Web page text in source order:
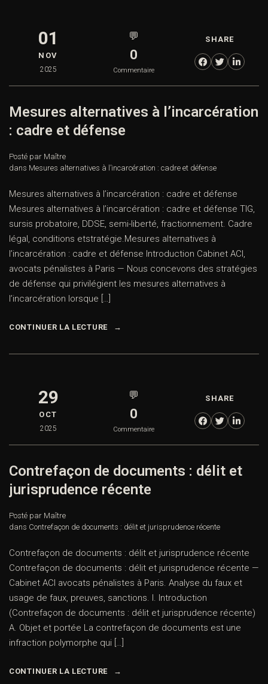
01
NOV
2025
💬
0
Commentaire
SHARE
Mesures alternatives à l’incarcération
: cadre et défense
Posté par Maître
dans Mesures alternatives à l’incarcération : cadre et défense
Mesures alternatives à l’incarcération : cadre et défense
Mesures alternatives à l’incarcération : cadre et défense TIG,
sursis probatoire, DDSE, semi-liberté, fractionnement. Cadre
légal, conditions etstratégie.Mesures alternatives à
l’incarcération : cadre et défense Introduction Cabinet ACI,
avocats pénalistes à Paris — Nous concevons des stratégies
de défense qui privilégient les mesures alternatives à
l’incarcération lorsque […]
CONTINUER LA LECTURE
29
OCT
2025
💬
0
Commentaire
SHARE
Contrefaçon de documents : délit et
jurisprudence récente
Posté par Maître
dans Contrefaçon de documents : délit et jurisprudence récente
Contrefaçon de documents : délit et jurisprudence récente
Contrefaçon de documents : délit et jurisprudence récente —
Cabinet ACI avocats pénalistes à Paris. Analyse du faux et
usage de faux, preuves, sanctions. I. Introduction
(Contrefaçon de documents : délit et jurisprudence récente)
A. Objet et portée La contrefaçon de documents est une
infraction polymorphe qui […]
CONTINUER LA LECTURE